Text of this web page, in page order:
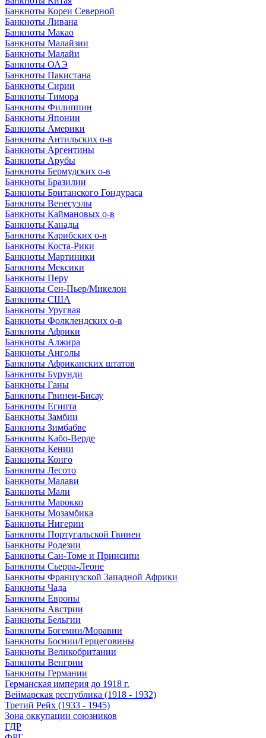
Банкноты Кореи Северной
Банкноты Ливана
Банкноты Макао
Банкноты Малайзии
Банкноты Малайи
Банкноты ОАЭ
Банкноты Пакистана
Банкноты Сирии
Банкноты Тимора
Банкноты Филиппин
Банкноты Японии
Банкноты Америки
Банкноты Антильских о-в
Банкноты Аргентины
Банкноты Арубы
Банкноты Бермудских о-в
Банкноты Бразилии
Банкноты Британского Гондураса
Банкноты Венесуэлы
Банкноты Каймановых о-в
Банкноты Канады
Банкноты Карибских о-в
Банкноты Коста-Рики
Банкноты Мартиники
Банкноты Мексики
Банкноты Перу
Банкноты Сен-Пьер/Микелон
Банкноты США
Банкноты Уругвая
Банкноты Фолклендских о-в
Банкноты Африки
Банкноты Алжира
Банкноты Анголы
Банкноты Африканских штатов
Банкноты Бурунди
Банкноты Ганы
Банкноты Гвинеи-Бисау
Банкноты Египта
Банкноты Замбии
Банкноты Зимбабве
Банкноты Кабо-Верде
Банкноты Кении
Банкноты Конго
Банкноты Лесото
Банкноты Малави
Банкноты Мали
Банкноты Марокко
Банкноты Мозамбика
Банкноты Нигерии
Банкноты Португальской Гвинеи
Банкноты Родезии
Банкноты Сан-Томе и Принсипи
Банкноты Сьерра-Леоне
Банкноты Французской Западной Африки
Банкноты Чада
Банкноты Европы
Банкноты Австрии
Банкноты Бельгии
Банкноты Богемии/Моравии
Банкноты Боснии/Герцеговины
Банкноты Великобритании
Банкноты Венгрии
Банкноты Германии
Германская империя до 1918 г.
Веймарская республика (1918 - 1932)
Третий Рейх (1933 - 1945)
Зона оккупации союзников
ГДР